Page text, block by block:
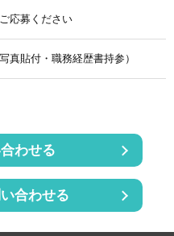
応募ください
貼付・職務経歴書持参）
わせる
合わせる